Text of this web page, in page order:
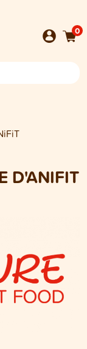
0
D'ANIFIT